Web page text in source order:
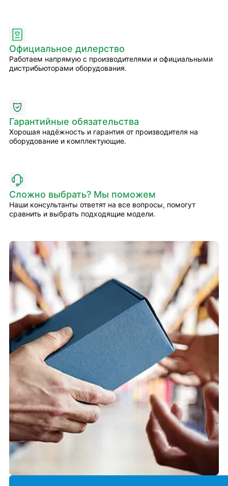
Официальное дилерство
Работаем напрямую с производителями и официальными
дистрибьюторами оборудования.
Гарантийные обязательства
Хорошая надёжность и гарантия от производителя на
оборудование и комплектующие.
Сложно выбрать? Мы поможем
Наши консультанты ответят на все вопросы, помогут
сравнить и выбрать подходящие модели.